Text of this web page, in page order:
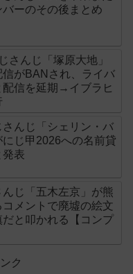
ーのその後まとめ
さんじ「塚原大地」
がBANされ、ライバ
配信を延期→イブラヒ
さんじ「シェリン・バ
じ甲2026への名前貸
発表
んじ「五木左京」が熊
メントで廃墟の絵文
と叩かれる【コンプ
ク